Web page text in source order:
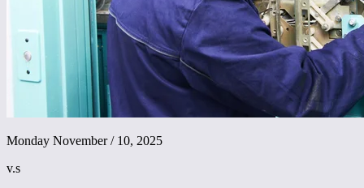
Monday November / 10, 2025
v.s